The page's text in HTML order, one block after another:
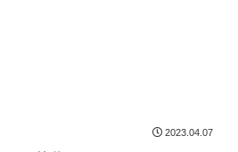
2023.04.07